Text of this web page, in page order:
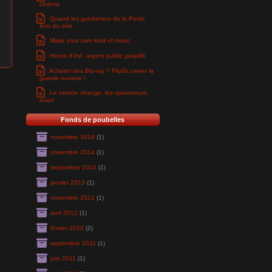
cinéma
Quand les guichetiers de la Poste
font du zèle
Make your own kind of music
Heure d’été, argent public gaspillé
Acheter des Blu-ray ? Plutôt crever la
gueule ouverte !
Le monde change, les spammeurs
aussi
Fonds de poubelles
novembre 2019 (1)
novembre 2014(1)
septembre 2014(1)
janvier 2013 (1)
novembre 2012 (1)
avril 2012 (1)
février 2012 (2)
septembre 2011 (1)
juin 2011 (1)